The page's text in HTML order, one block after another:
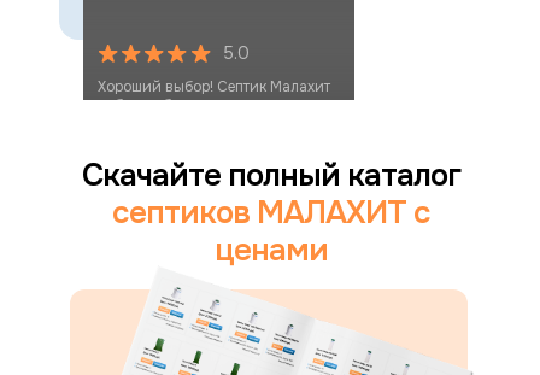
5.0
Хороший выбор! Септик Малахит
работает без запахов, монтаж
Скачайте полный каталог
септиков МАЛАХИТ с
ценами